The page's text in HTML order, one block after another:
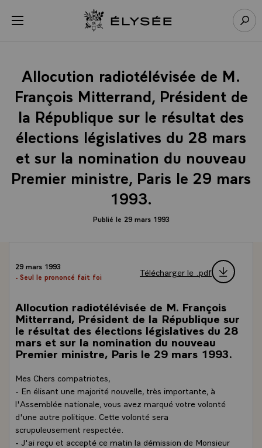
menu Retour à l’accueil Élysée
Allocution radiotélévisée de M.
François Mitterrand, Président de
la République sur le résultat des
élections législatives du 28 mars
et sur la nomination du nouveau
Premier ministre, Paris le 29 mars
1993.
Publié le 29 mars 1993
29 mars 1993
- Seul le prononcé fait foi
Télécharger le .pdf
Allocution radiotélévisée de M. François
Mitterrand, Président de la République sur
le résultat des élections législatives du 28
mars et sur la nomination du nouveau
Premier ministre, Paris le 29 mars 1993.
Mes Chers compatriotes,
- En élisant une majorité nouvelle, très importante, à
l'Assemblée nationale, vous avez marqué votre volonté
d'une autre politique. Cette volonté sera
scrupuleusement respectée.
- J'ai reçu et accepté ce matin la démission de Monsieur
Panneau de gestion des cookies